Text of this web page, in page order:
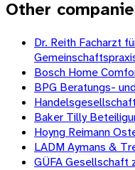
Other
Dr. Reith Facharzt
Bosch Home
BPG Beratungs-
Baker Tilly
Hoyng Reimann
LADM Aymans &
GÜFA Gesellschaft